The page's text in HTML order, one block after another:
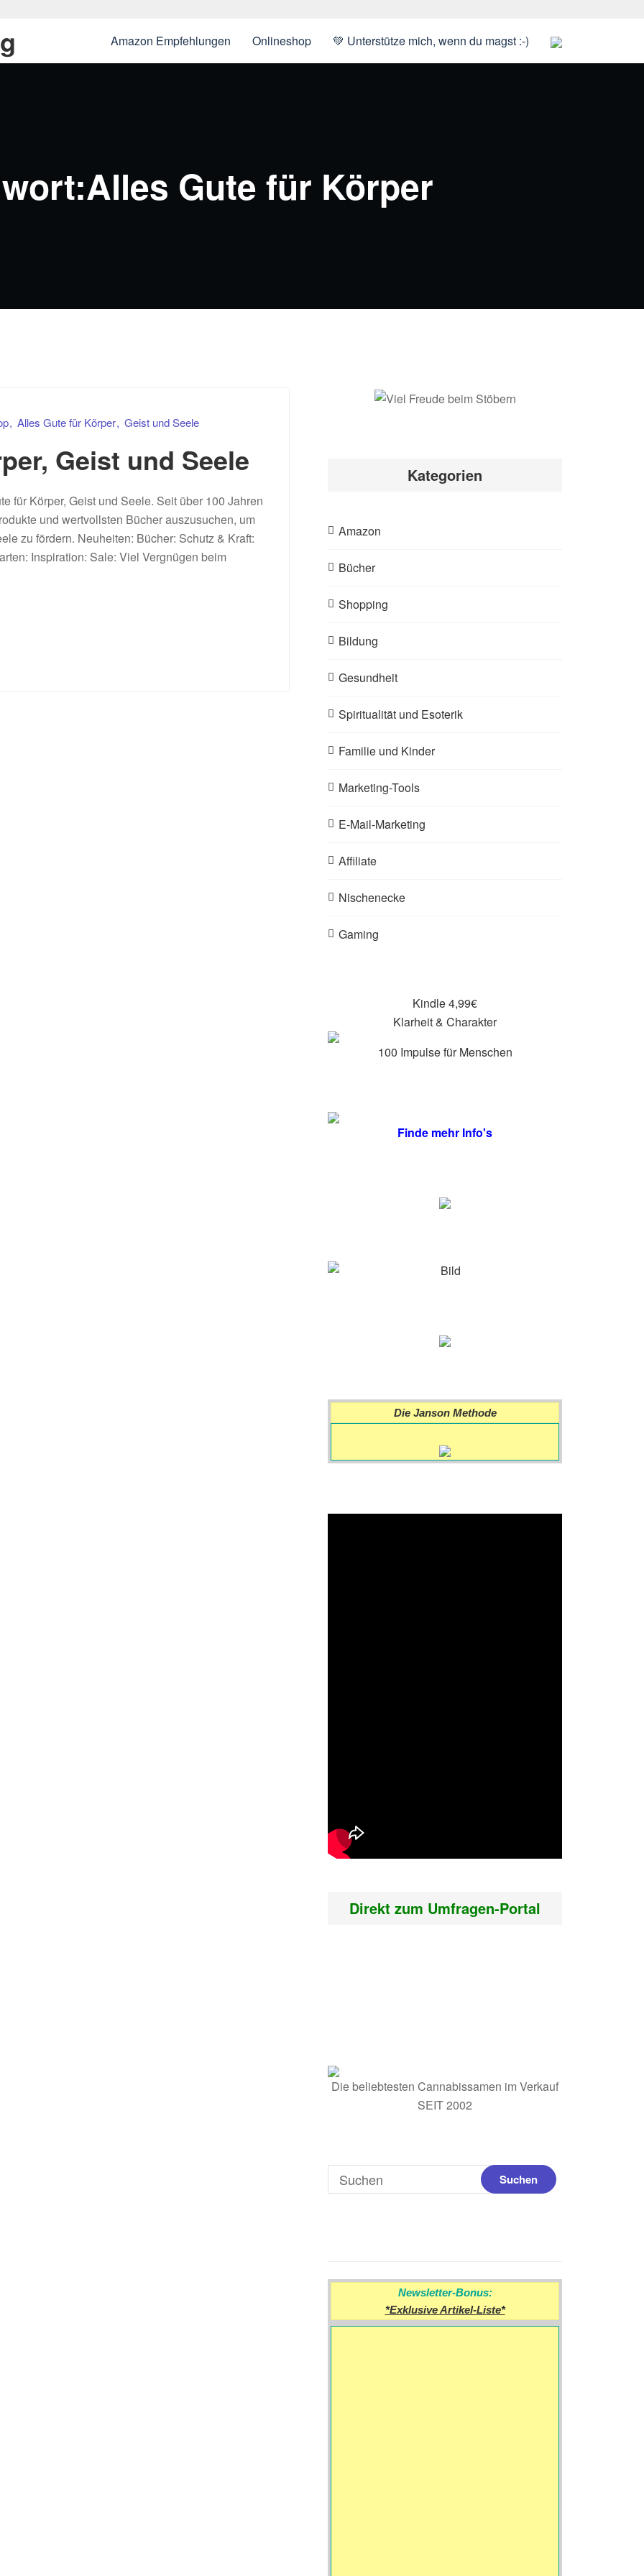
Amazon Empfehlungen Onlineshop 💚 Unterstütze mich, wenn du magst :-)
Gute für Körper
Alles Gute für Körper Geist und Seele
Geist und Seele
für Körper, Geist und Seele. Seit über 100 Jahren
und wertvollsten Bücher auszusuchen, um
zu fördern. Neuheiten: Bücher: Schutz & Kraft:
Inspiration: Sale: Viel Vergnügen beim
Kategorien
Amazon
Bücher
Shopping
Bildung
Gesundheit
Spiritualität und Esoterik
Familie und Kinder
Marketing-Tools
E-Mail-Marketing
Affiliate
Nischenecke
Gaming
Kindle 4,99€
Klarheit & Charakter
100 Impulse für Menschen
Finde mehr Info's
Die Janson Methode
Direkt zum Umfragen-Portal
Die beliebtesten Cannabissamen im Verkauf
SEIT 2002
Newsletter-Bonus:
*Exklusive Artikel-Liste*